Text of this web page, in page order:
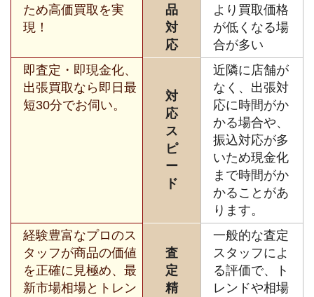
ため高価買取を実
現！
品
対
応
より買取価格
が低くなる場
合が多い
即査定・即現金化、
出張買取なら即日最
短30分でお伺い。
対
応
ス
ピ
ー
ド
近隣に店舗が
なく、出張対
応に時間がか
かる場合や、
振込対応が多
いため現金化
まで時間がか
かることがあ
ります。
経験豊富なプロのス
タッフが商品の価値
を正確に見極め、最
新市場相場とトレン
査
定
精
一般的な査定
スタッフによ
る評価で、ト
レンドや相場